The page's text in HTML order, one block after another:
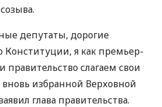
депутаты, дорогие
Конституции, я как премьер-
слагаем свои
избранной Верховной
глава правительства.